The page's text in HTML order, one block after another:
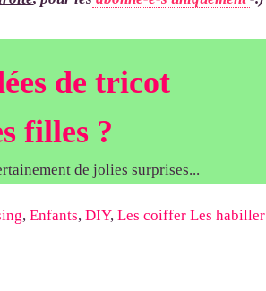
de tricot
filles ?
de jolies surprises...
, Enfants, DIY, Les coiffer Les habiller